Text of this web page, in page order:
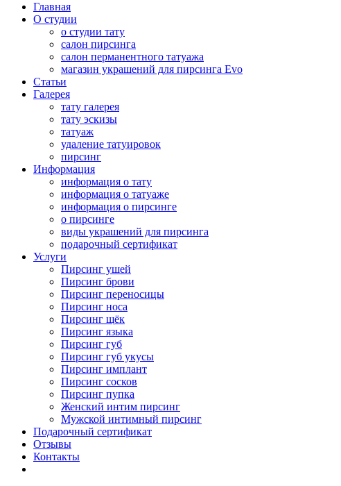
Главная
О студии
о студии тату
салон пирсинга
салон перманентного татуажа
магазин украшений для пирсинга Evo
Статьи
Галерея
тату галерея
тату эскизы
татуаж
удаление татуировок
пирсинг
Информация
информация о тату
информация о татуаже
информация о пирсинге
о пирсинге
виды украшений для пирсинга
подарочный сертификат
Услуги
Пирсинг ушей
Пирсинг брови
Пирсинг переносицы
Пирсинг носа
Пирсинг щёк
Пирсинг языка
Пирсинг губ
Пирсинг губ укусы
Пирсинг имплант
Пирсинг сосков
Пирсинг пупка
Женский интим пирсинг
Мужской интимный пирсинг
Подарочный сертификат
Отзывы
Контакты